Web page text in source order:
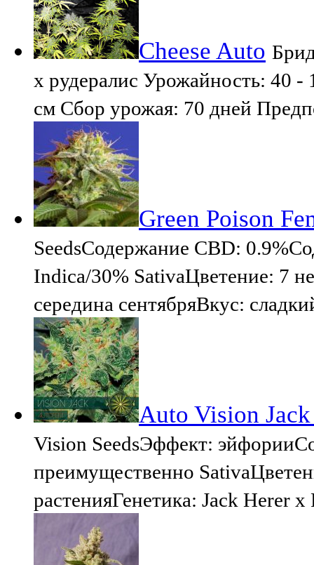
Cheese Auto
x рудералис Урожайность: 40 -
см Сбор урожая: 70 дней
Green Poison
SeedsСодержание CBD:
Indica/30% SativaЦветение: 7
середина сентябряВкус:
Auto Vision
Vision SeedsЭффект:
преимущественно
растенияГенетика: Jack Herer